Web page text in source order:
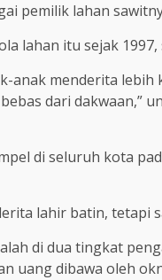
pemilik lahan
lahan itu sejak
anak menderita
dari
di seluruh kota
lahir batin, tetapi
di dua tingkat
uang dibawa oleh